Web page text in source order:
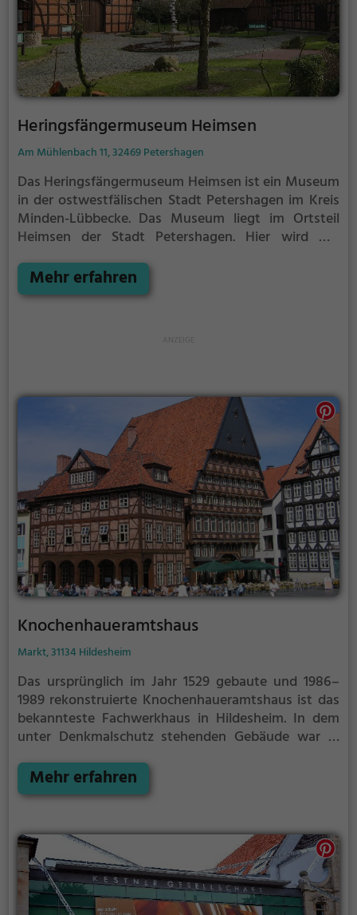
Heringsfängermuseum Heimsen
Am Mühlenbach 11, 32469 Petershagen
Das Heringsfängermuseum Heimsen ist ein Museum
in der ostwestfälischen Stadt Petershagen im Kreis
Minden-Lübbecke. Das Museum liegt im Ortsteil
Heimsen der Stadt Petershagen. Hier wird mit
Kultur die Geschichte der Menschen beschrieben,
die einen Teil ihres Lebens fern der Heimat auf hoher
Mehr erfahren
Knochenhaueramtshaus
Markt, 31134 Hildesheim
Das ursprünglich im Jahr 1529 gebaute und 1986–
1989 rekonstruierte Knochenhaueramtshaus ist das
bekannteste Fachwerkhaus in Hildesheim. In dem
unter Denkmalschutz stehenden Gebäude war in
Stadtmuseum untergebracht, im Erdgeschoss
befindet sich ein Restaurant.
Mehr erfahren